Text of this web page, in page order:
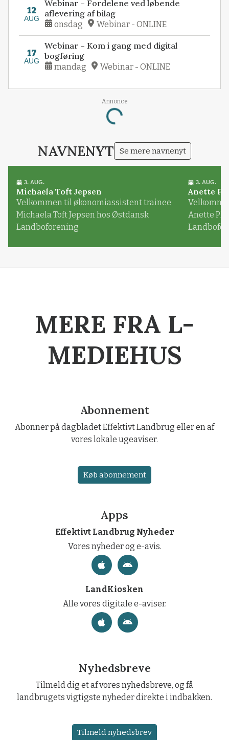
12
AUG
Webinar – Fordelene ved løbende
aflevering af bilag
onsdag Webinar - ONLINE
17
AUG
Webinar – Kom i gang med digital
bogføring
mandag Webinar - ONLINE
Annonce
Loading...
NAVNENYT Se mere navnenyt
3. AUG.
Michaela Toft Jepsen
Velkommen til økonomiassistent trainee
Michaela Toft Jepsen hos Østdansk
Landboforening
3. AUG.
Anette
Anette
MERE FRA L-
MEDIEHUS
Abonnement
Abonner på dagbladet Effektivt Landbrug eller en af
vores lokale ugeaviser.
Køb abonnement
Apps
Effektivt Landbrug Nyheder
Vores nyheder og e-avis.
LandKiosken
Alle vores digitale e-aviser.
Nyhedsbreve
Tilmeld dig et af vores nyhedsbreve, og få
landbrugets vigtigste nyheder direkte i indbakken.
Tilmeld nyhedsbrev